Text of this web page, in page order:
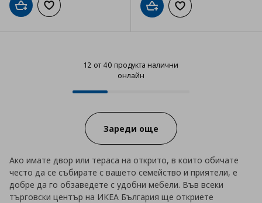
Добави в кошницата
Добави към списъка с любимиДобави в кошницата
Добави към
12 от 40 продукта налични
онлайн
12 от 40 продукта налични
Progress:
Зареди още
Ако имате двор или тераса на открито, в които обичате
често да се събирате с вашето семейство и приятели, е
добре да го обзаведете с удобни мебели. Във всеки
търговски център на ИКЕА България ще откриете